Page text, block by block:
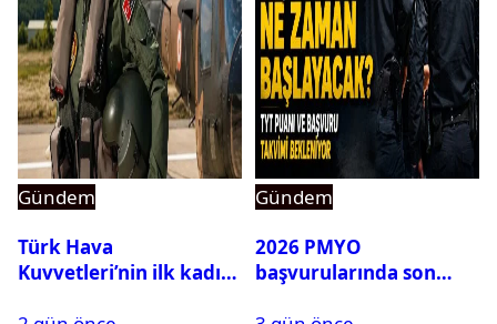
Gündem
Türk Hava
Kuvvetleri’nin ilk kadın
Gündem
2026 PMYO
başvurularında son